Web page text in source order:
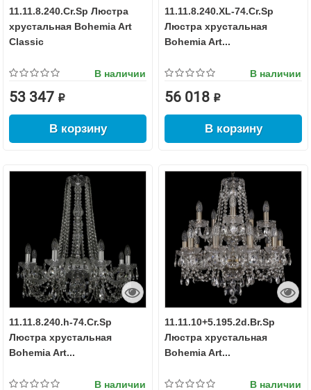
11.11.8.240.Cr.Sp Люстра
хрустальная Bohemia Art
Classic
В наличии
53 347 ₽
В корзину
11.11.8.240.XL-74.Cr.Sp
Люстра хрустальная
Bohemia Art...
В наличии
56 018 ₽
В корзину
11.11.8.240.h-74.Cr.Sp
Люстра хрустальная
Bohemia Art...
В наличии
11.11.10+5.195.2d.Br.Sp
Люстра хрустальная
Bohemia Art...
В наличии